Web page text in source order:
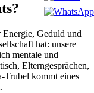
Geduld und
hat: unsere
mentale und
Elterngesprächen,
Trubel kommt eines